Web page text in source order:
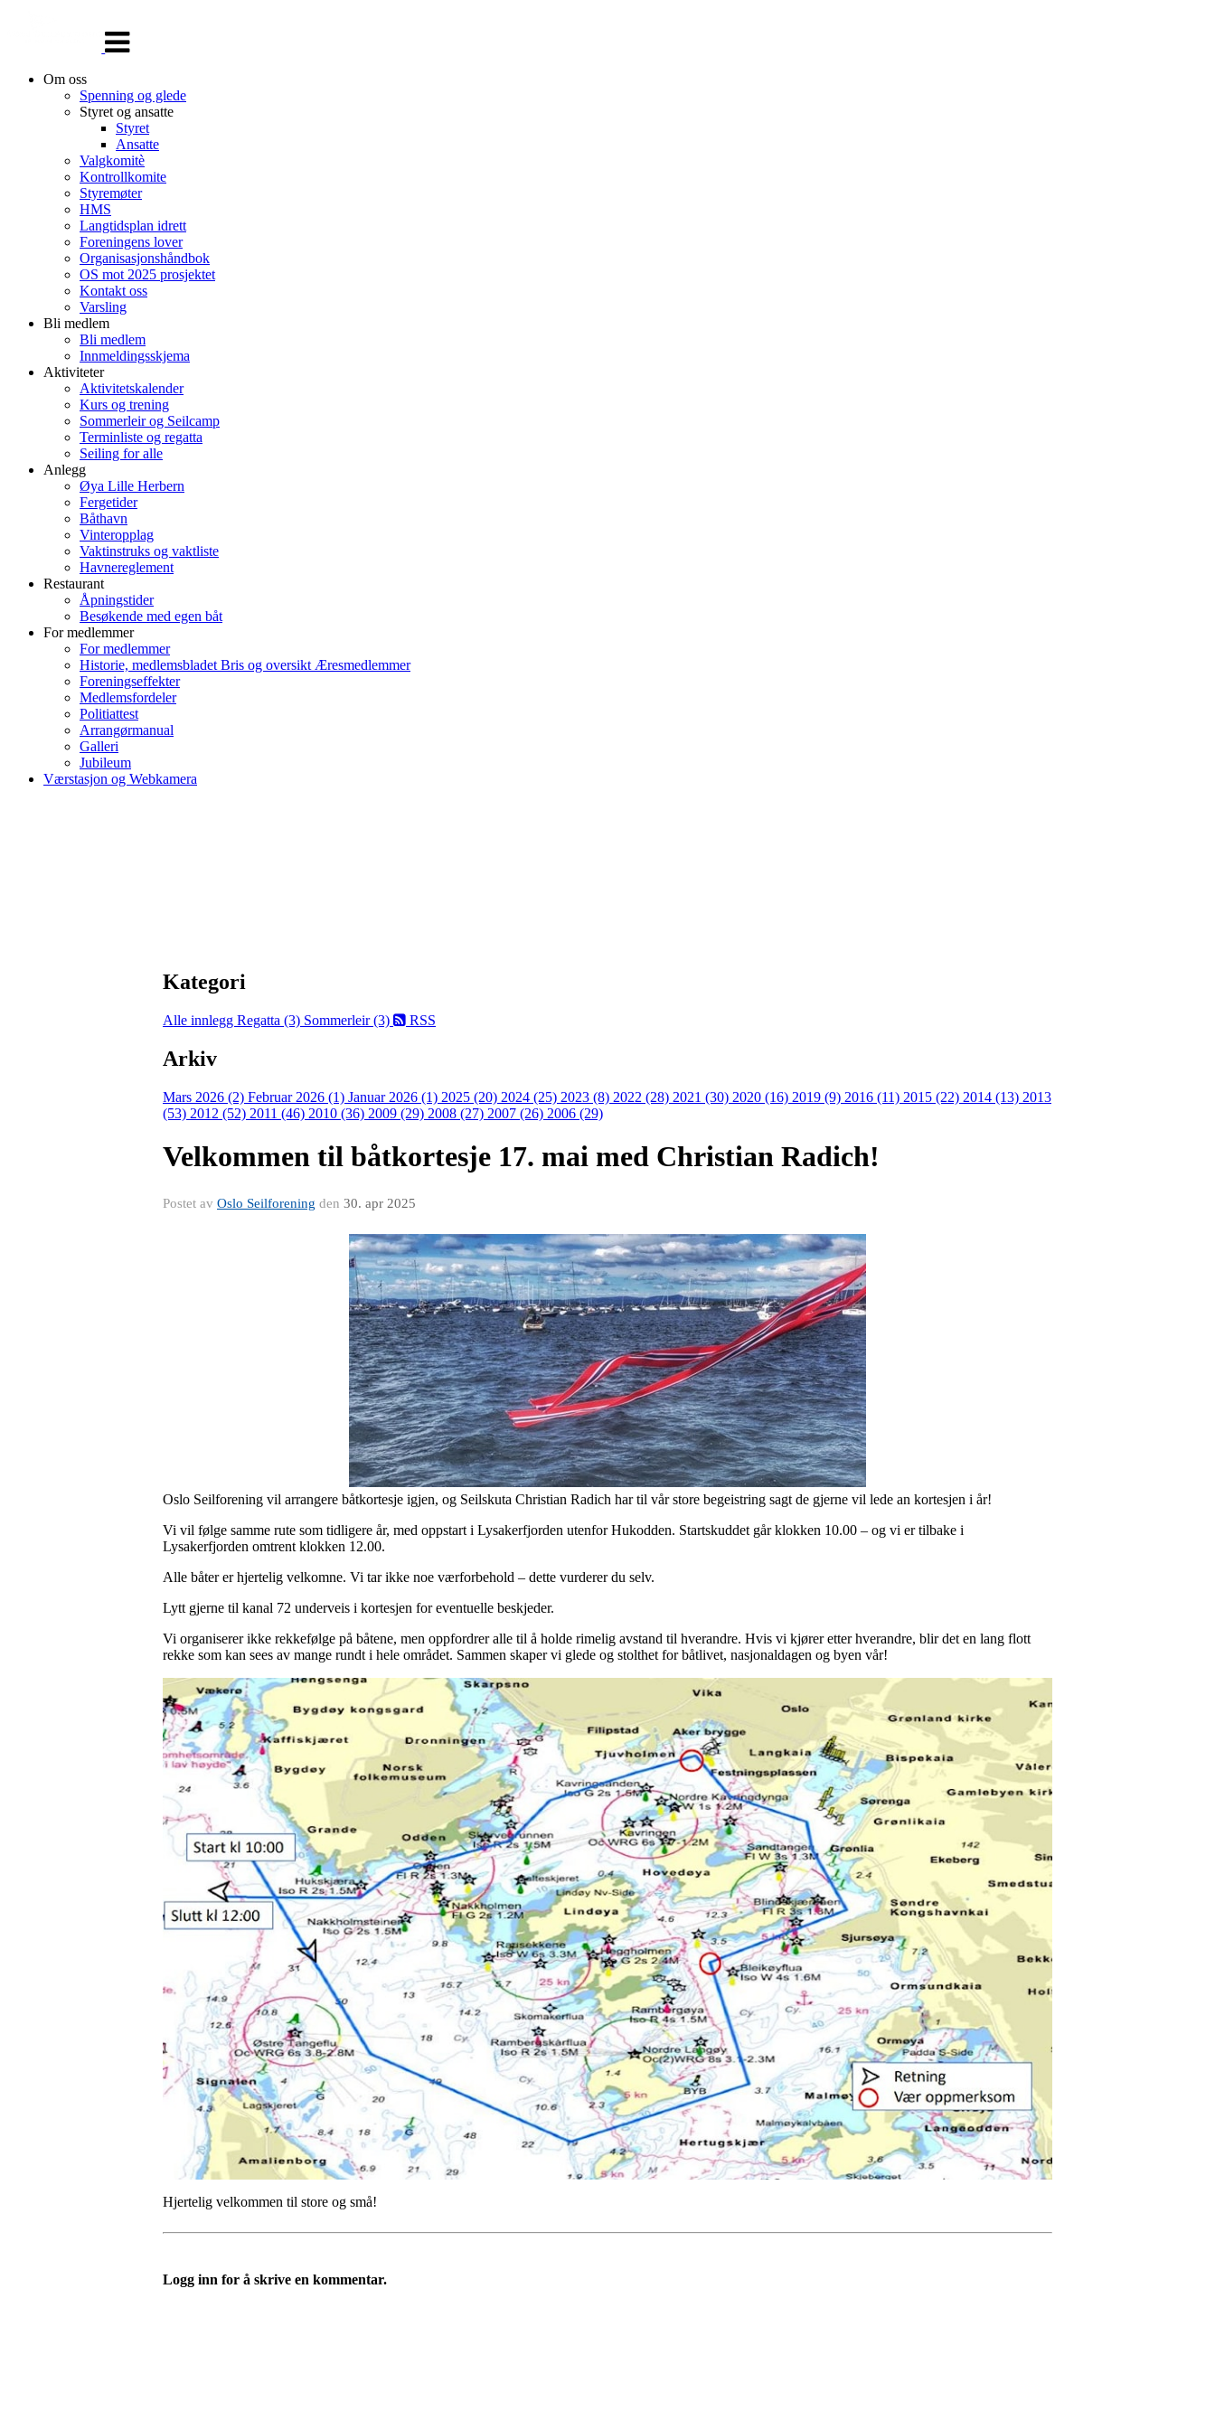
navigasjon
Om oss
Spenning og glede
Styret og ansatte
Styret
Ansatte
Valgkomitè
Kontrollkomite
Styremøter
HMS
Langtidsplan idrett
Foreningens lover
Organisasjonshåndbok
OS mot 2025 prosjektet
Kontakt oss
Varsling
Bli medlem
Bli medlem
Innmeldingsskjema
Aktiviteter
Aktivitetskalender
Kurs og trening
Sommerleir og Seilcamp
Terminliste og regatta
Seiling for alle
Anlegg
Øya Lille Herbern
Fergetider
Båthavn
Vinteropplag
Vaktinstruks og vaktliste
Havnereglement
Restaurant
Åpningstider
Besøkende med egen båt
For medlemmer
For medlemmer
Historie, medlemsbladet Bris og oversikt Æresmedlemmer
Foreningseffekter
Medlemsfordeler
Politiattest
Arrangørmanual
Galleri
Jubileum
Værstasjon og Webkamera
Kategori
Alle innlegg Regatta (3) Sommerleir (3) RSS
Arkiv
Mars 2026 (2) Februar 2026 (1) Januar 2026 (1) 2025 (20) 2024 (25) 2023 (8) 2022 (28) 2021 (30) 2020 (16) 2019 (9) 2016 (11) 2015 (22) 2014 (13) 2013
(53) 2012 (52) 2011 (46) 2010 (36) 2009 (29) 2008 (27) 2007 (26) 2006 (29)
Velkommen til båtkortesje 17. mai med Christian Radich!
Postet av Oslo Seilforening den 30. apr 2025
Oslo Seilforening vil arrangere båtkortesje igjen, og Seilskuta Christian Radich har til vår store begeistring sagt de gjerne vil lede an kortesjen i år!
Vi vil følge samme rute som tidligere år, med oppstart i Lysakerfjorden utenfor Hukodden. Startskuddet går klokken 10.00 – og vi er tilbake i
Lysakerfjorden omtrent klokken 12.00.
Alle båter er hjertelig velkomne. Vi tar ikke noe værforbehold – dette vurderer du selv.
Lytt gjerne til kanal 72 underveis i kortesjen for eventuelle beskjeder.
Vi organiserer ikke rekkefølge på båtene, men oppfordrer alle til å holde rimelig avstand til hverandre. Hvis vi kjører etter hverandre, blir det en lang flott
rekke som kan sees av mange rundt i hele området. Sammen skaper vi glede og stolthet for båtlivet, nasjonaldagen og byen vår!
Hjertelig velkommen til store og små!
Logg inn for å skrive en kommentar.